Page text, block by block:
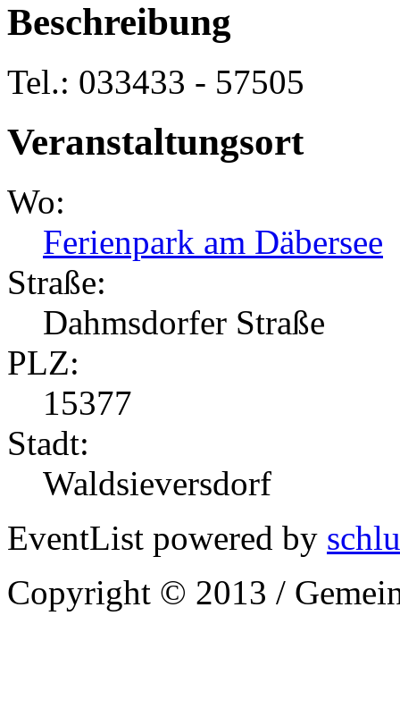
Beschreibung
Tel.: 033433 - 57505
Veranstaltungsort
Wo:
Ferienpark am Däbersee
Straße:
Dahmsdorfer Straße
PLZ:
15377
Stadt:
Waldsieversdorf
EventList powered by
Copyright © 2013 /